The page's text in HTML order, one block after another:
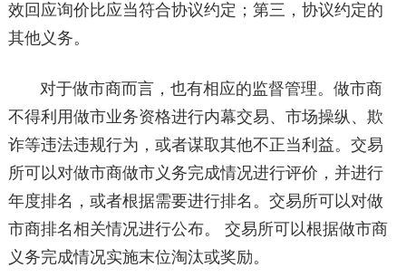
效回应询价比应当符合协议约定；第三，协议约定的
其他义务。
对于做市商而言，也有相应的监督管理。做市商
不得利用做市业务资格进行内幕交易、市场操纵、欺
诈等违法违规行为，或者谋取其他不正当利益。交易
所可以对做市商做市义务完成情况进行评价，并进行
年度排名，或者根据需要进行排名。交易所可以对做
市商排名相关情况进行公布。 交易所可以根据做市商
义务完成情况实施末位淘汰或奖励。